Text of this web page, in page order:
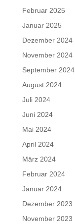
Februar 2025
Januar 2025
Dezember 2024
November 2024
September 2024
August 2024
Juli 2024
Juni 2024
Mai 2024
April 2024
März 2024
Februar 2024
Januar 2024
Dezember 2023
November 2023